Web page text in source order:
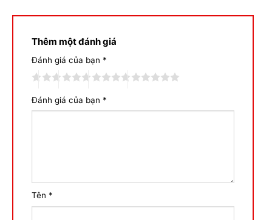
Thêm một đánh giá
Đánh giá của bạn *
Đánh giá của bạn *
Tên *